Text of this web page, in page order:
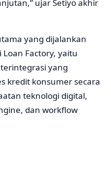
ujar Setiyo akhir
yang dijalankan
Factory, yaitu
yang
kredit konsumer secara
teknologi digital,
dan workflow